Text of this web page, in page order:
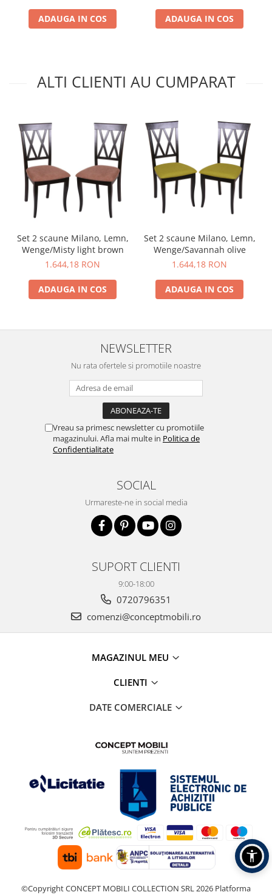
ADAUGA IN COS ADAUGA IN COS
ALTI CLIENTI AU CUMPARAT
Set 2 scaune Milano, Lemn,
Wenge/Misty light brown
1.644,18 RON
ADAUGA IN COS
Set 2 scaune Milano, Lemn,
Wenge/Savannah olive
1.644,18 RON
ADAUGA IN COS
NEWSLETTER
Nu rata ofertele si promotiile noastre
Vreau sa primesc newsletter cu promotiile
magazinului. Afla mai multe in Politica de
Confidentialitate
SOCIAL
Urmareste-ne in social media
SUPORT CLIENTI
9:00-18:00
0720796351
comenzi@conceptmobili.ro
MAGAZINUL MEU
CLIENTI
DATE COMERCIALE
©Copyright CONCEPT MOBILI COLLECTION SRL 2026 Platforma